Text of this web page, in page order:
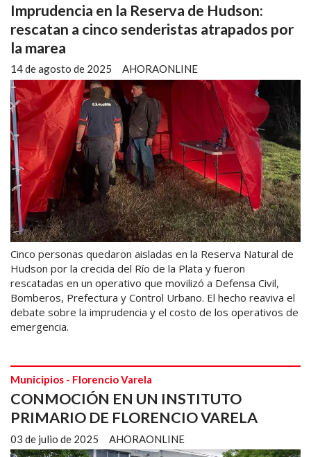
Imprudencia en la Reserva de Hudson:
rescatan a cinco senderistas atrapados por
la marea
AHORAONLINE
14 de agosto de 2025
Cinco personas quedaron aisladas en la Reserva Natural de
Hudson por la crecida del Río de la Plata y fueron
rescatadas en un operativo que movilizó a Defensa Civil,
Bomberos, Prefectura y Control Urbano. El hecho reaviva el
debate sobre la imprudencia y el costo de los operativos de
emergencia.
CONMOCIÓN EN UN INSTITUTO
PRIMARIO DE FLORENCIO VARELA
AHORAONLINE
Municipios - Florencio Varela
03 de julio de 2025